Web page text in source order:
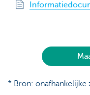
* Bron: onafhankelijke